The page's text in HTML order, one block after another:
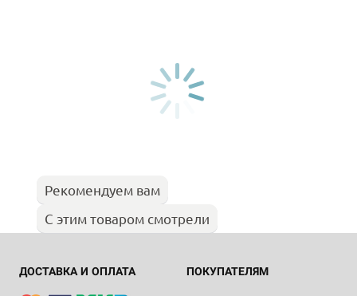
Рекомендуем вам
С этим товаром смотрели
ДОСТАВКА И ОПЛАТА ПОКУПАТЕЛЯМ